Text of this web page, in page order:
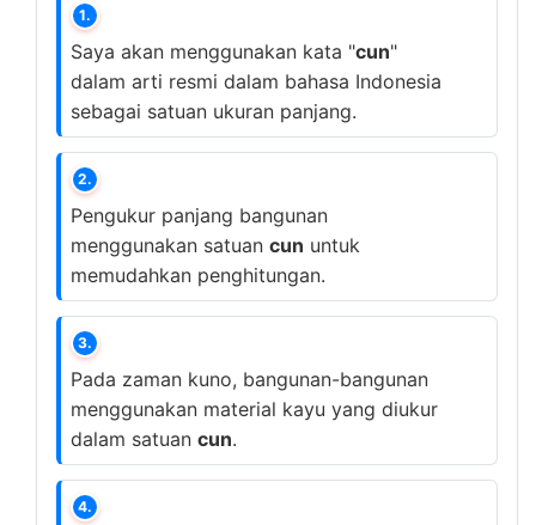
1.
Saya akan menggunakan kata "cun"
dalam arti resmi dalam bahasa Indonesia
sebagai satuan ukuran panjang.
2.
Pengukur panjang bangunan
menggunakan satuan cun untuk
memudahkan penghitungan.
3.
Pada zaman kuno, bangunan-bangunan
menggunakan material kayu yang diukur
dalam satuan cun.
4.